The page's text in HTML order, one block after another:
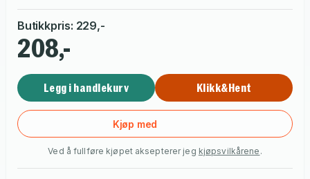
Butikkpris: 229,-
208,-
Legg i handlekurv Klikk&Hent
Kjøp med
Ved å fullføre kjøpet aksepterer jeg kjøpsvilkårene .